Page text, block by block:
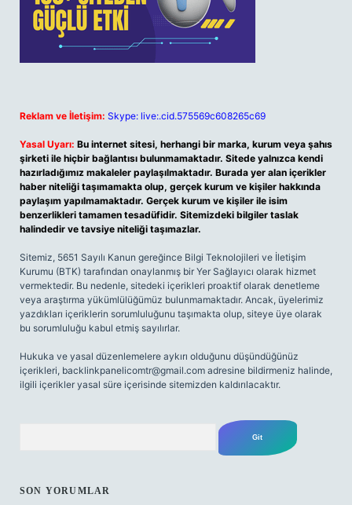
Reklam ve İletişim: Skype: live:.cid.575569c608265c69
Yasal Uyarı: Bu internet sitesi, herhangi bir marka, kurum veya şahıs
şirketi ile hiçbir bağlantısı bulunmamaktadır. Sitede yalnızca kendi
hazırladığımız makaleler paylaşılmaktadır. Burada yer alan içerikler
haber niteliği taşımamakta olup, gerçek kurum ve kişiler hakkında
paylaşım yapılmamaktadır. Gerçek kurum ve kişiler ile isim
benzerlikleri tamamen tesadüfidir. Sitemizdeki bilgiler taslak
halindedir ve tavsiye niteliği taşımazlar.
Sitemiz, 5651 Sayılı Kanun gereğince Bilgi Teknolojileri ve İletişim
Kurumu (BTK) tarafından onaylanmış bir Yer Sağlayıcı olarak hizmet
vermektedir. Bu nedenle, sitedeki içerikleri proaktif olarak denetleme
veya araştırma yükümlülüğümüz bulunmamaktadır. Ancak, üyelerimiz
yazdıkları içeriklerin sorumluluğunu taşımakta olup, siteye üye olarak
bu sorumluluğu kabul etmiş sayılırlar.
Hukuka ve yasal düzenlemelere aykırı olduğunu düşündüğünüz
içerikleri, backlinkpanelicomtr@gmail.com adresine bildirmeniz halinde,
ilgili içerikler yasal süre içerisinde sitemizden kaldırılacaktır.
SON YORUMLAR